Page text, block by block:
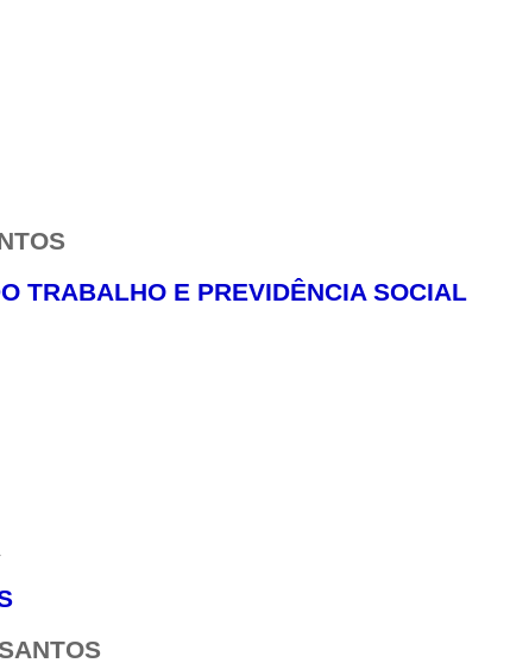
TRABALHO E PREVIDÊNCIA SOCIAL